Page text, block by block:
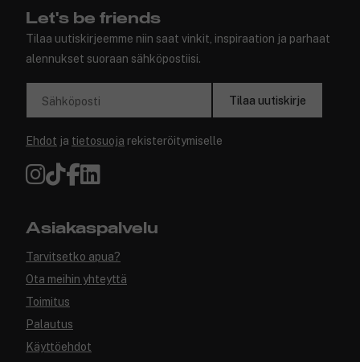
Let's be friends
Tilaa uutiskirjeemme niin saat vinkit, inspiraation ja parhaat
alennukset suoraan sähköpostiisi.
Sähköposti Tilaa uutiskirje
Ehdot ja tietosuoja rekisteröitymiselle
Asiakaspalvelu
Tarvitsetko apua?
Ota meihin yhteyttä
Toimitus
Palautus
Käyttöehdot